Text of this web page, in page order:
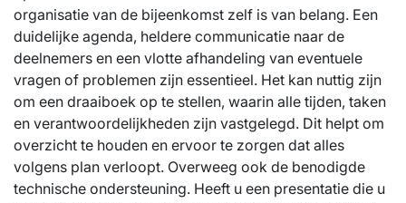
organisatie van de bijeenkomst zelf is van belang. Een
duidelijke agenda, heldere communicatie naar de
deelnemers en een vlotte afhandeling van eventuele
vragen of problemen zijn essentieel. Het kan nuttig zijn
om een draaiboek op te stellen, waarin alle tijden, taken
en verantwoordelijkheden zijn vastgelegd. Dit helpt om
overzicht te houden en ervoor te zorgen dat alles
volgens plan verloopt. Overweeg ook de benodigde
technische ondersteuning. Heeft u een presentatie die u